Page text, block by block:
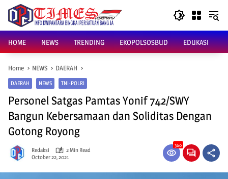
content
HOME
NEWS TRENDING EKOPOLSOSBUD EDUKASI
Home NEWS DAERAH
DAERAH NEWS TNI-POLRI
Personel Satgas Pamtas Yonif 742/SWY
Bangun Kebersamaan dan Soliditas Dengan
Gotong Royong
Redaksi
2 Min Read
October 22, 2021
360